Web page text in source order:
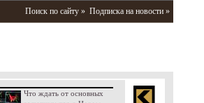
Поиск по сайту » Подписка на новости »
Что ждать от основных